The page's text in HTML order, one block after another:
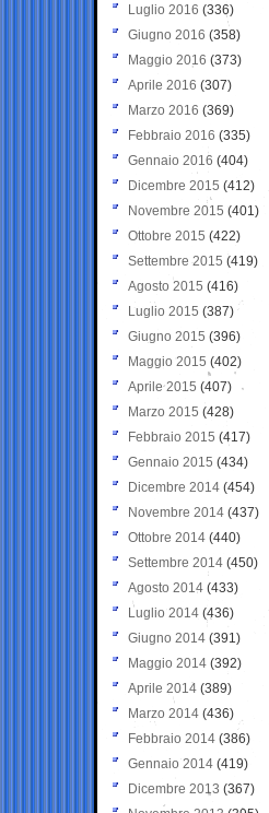
Luglio 2016 (336)
Giugno 2016 (358)
Maggio 2016 (373)
Aprile 2016 (307)
Marzo 2016 (369)
Febbraio 2016 (335)
Gennaio 2016 (404)
Dicembre 2015 (412)
Novembre 2015 (401)
Ottobre 2015 (422)
Settembre 2015 (419)
Agosto 2015 (416)
Luglio 2015 (387)
Giugno 2015 (396)
Maggio 2015 (402)
Aprile 2015 (407)
Marzo 2015 (428)
Febbraio 2015 (417)
Gennaio 2015 (434)
Dicembre 2014 (454)
Novembre 2014 (437)
Ottobre 2014 (440)
Settembre 2014 (450)
Agosto 2014 (433)
Luglio 2014 (436)
Giugno 2014 (391)
Maggio 2014 (392)
Aprile 2014 (389)
Marzo 2014 (436)
Febbraio 2014 (386)
Gennaio 2014 (419)
Dicembre 2013 (367)